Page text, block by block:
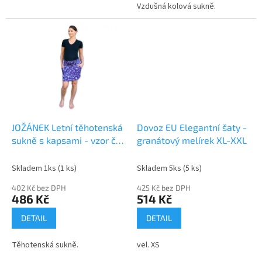
Vzdušná kolová sukně.
JOŽÁNEK Letní těhotenská
sukně s kapsami - vzor č.
Skladem 1ks (1 ks)
402 Kč bez DPH
486 Kč
DETAIL
Těhotenská sukně.
Dovoz EU Elegantní šaty -
granátový melírek XL-XXL
Skladem 5ks (5 ks)
425 Kč bez DPH
514 Kč
DETAIL
vel. XS